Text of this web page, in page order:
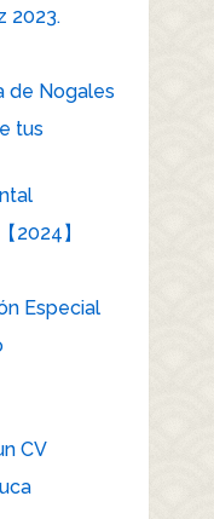
2023.
de Nogales
tus
2024】
Especial
CV